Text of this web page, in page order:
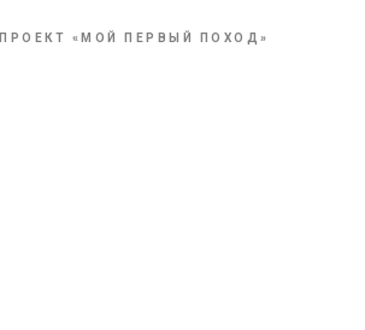
ПРОЕКТ «МОЙ ПЕРВЫЙ ПОХОД»